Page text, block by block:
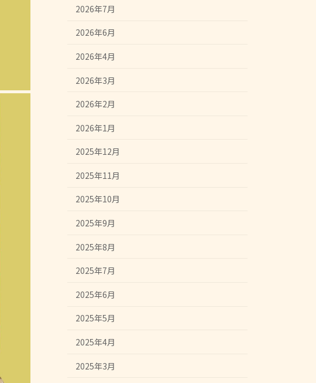
2026年7月
2026年6月
2026年4月
2026年3月
2026年2月
2026年1月
2025年12月
2025年11月
2025年10月
2025年9月
2025年8月
2025年7月
2025年6月
2025年5月
2025年4月
2025年3月